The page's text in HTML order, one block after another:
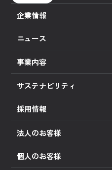
企業情報
ニュース
事業内容
サステナビリティ
採用情報
法人のお客様
個人のお客様